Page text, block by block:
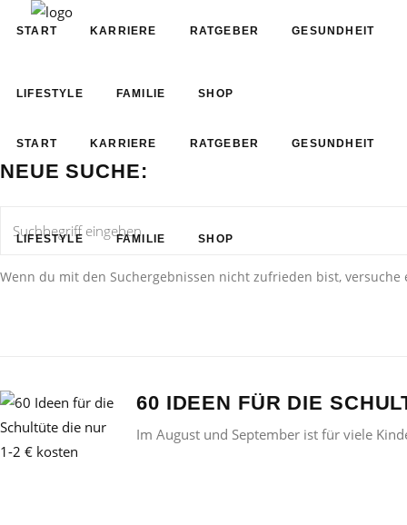
START KARRIERE RATGEBER GESUNDHEIT
LIFESTYLE FAMILIE SHOP
START KARRIERE RATGEBER GESUNDHEIT
LIFESTYLE FAMILIE SHOP
NEUE SUCHE:
Wenn du mit den Suchergebnissen nicht zufrieden bist,
60 IDEEN FÜR DIE
Im August und September ist für viele